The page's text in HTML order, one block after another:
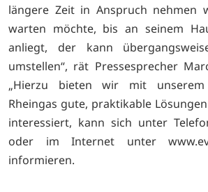
längere Zeit in Anspruch nehmen
warten möchte, bis an seinem
anliegt, der kann
umstellen“, rät Pressesprecher
„Hierzu bieten wir mit
Rheingas gute, praktikable
interessiert, kann sich unter
oder im Internet unter
informieren.